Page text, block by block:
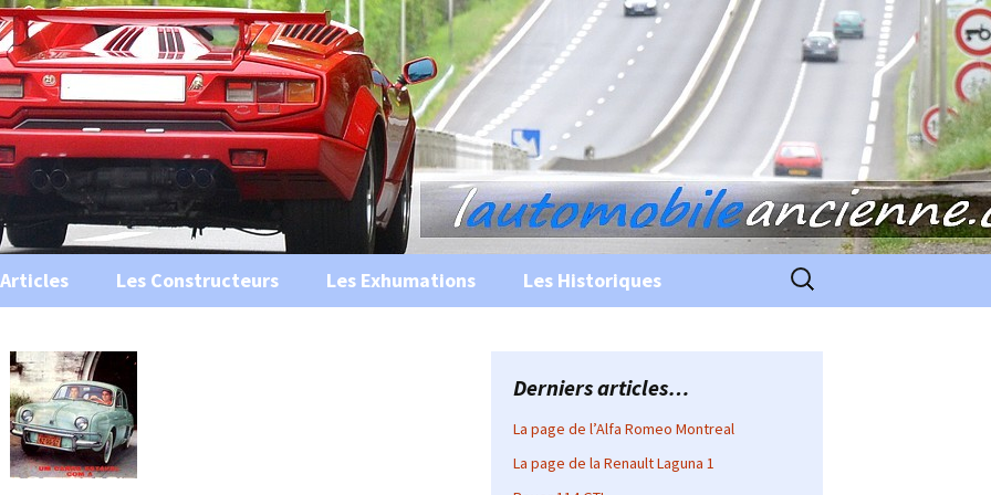
Ancienne
historiques …
évènements
musées
Les Constructeurs Les Exhumations Les Historiques Rechercher :
Derniers articles…
La page de l’Alfa Romeo Montreal
La page de la Renault Laguna 1